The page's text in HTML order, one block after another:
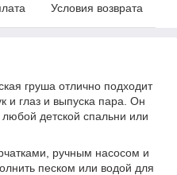
Условия возврата
груша отлично подходит
и глаз и выпуска пара. Он
детской спальни или
ручным насосом и
песком или водой для